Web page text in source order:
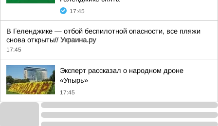
17:45
В Геленджике — отбой беспилотной опасности, все пляжи
снова открыты// Украина.ру
17:45
Эксперт рассказал о народном дроне
«Упырь»
17:45